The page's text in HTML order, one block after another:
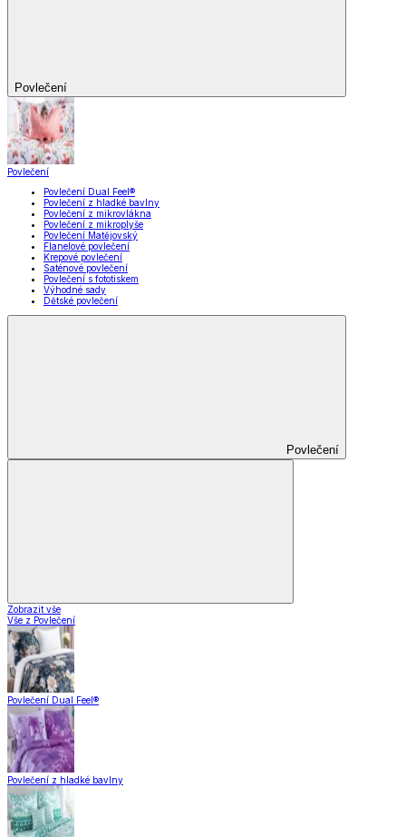
Povlečení
Povlečení
Povlečení Dual Feel®
Povlečení z hladké bavlny
Povlečení z mikrovlákna
Povlečení z mikroplyše
Povlečení Matějovský
Flanelové povlečení
Krepové povlečení
Saténové povlečení
Povlečení s fototiskem
Výhodné sady
Dětské povlečení
Povlečení
Zobrazit vše
Vše z Povlečení
Povlečení Dual Feel®
Povlečení z hladké bavlny